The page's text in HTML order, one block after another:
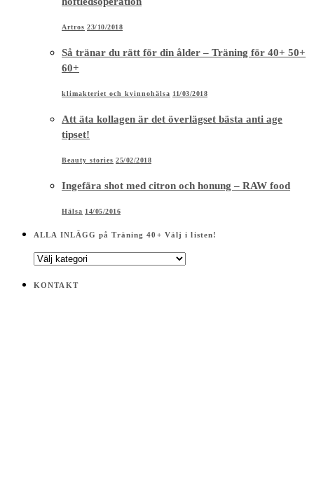
Artros 23/10/2018
Så tränar du rätt för din ålder – Träning för 40+ 50+
60+
klimakteriet och kvinnohälsa 11/03/2018
Att äta kollagen är det överlägset bästa anti age
tipset!
Beauty stories 25/02/2018
Ingefära shot med citron och honung – RAW food
Hälsa 14/05/2016
ALLA INLÄGG på Träning 40+ Välj i listen!
ALLA
på
KONTAKT